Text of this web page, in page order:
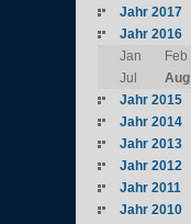
Jahr 2017
Jahr 2016
Jan
Feb
Jul
Aug
Jahr 2015
Jahr 2014
Jahr 2013
Jahr 2012
Jahr 2011
Jahr 2010